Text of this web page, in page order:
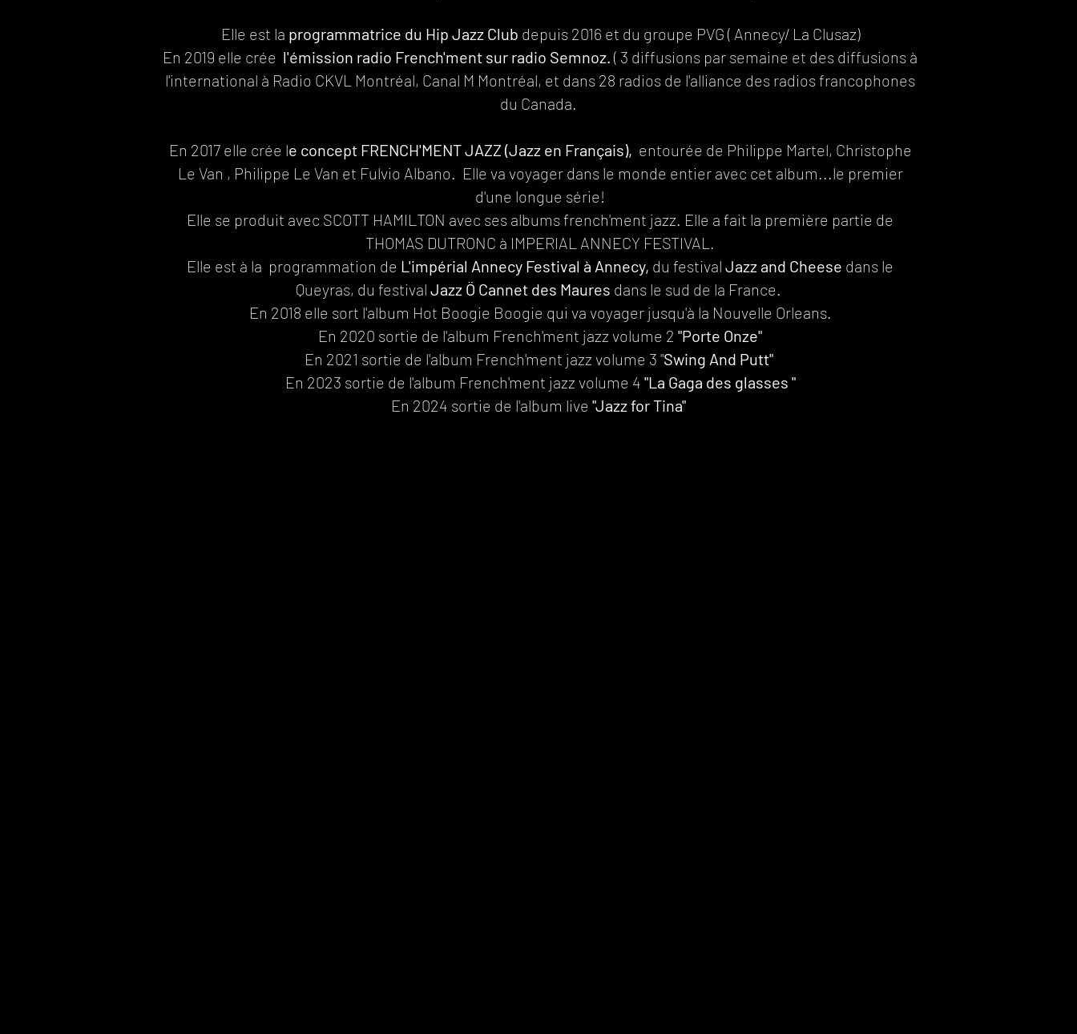
Elle est la programmatrice du Hip Jazz Club depuis 2016 et du groupe PVG ( Annecy/ La Clusaz)
En 2019 elle crée l'émission radio French'ment sur radio Semnoz.( 3 diffusions par semaine et des diffusions à
l'international à Radio CKVL Montréal, Canal M Montréal, et dans 28 radios de l'alliance des radios francophones
du Canada.
En 2017 elle crée le concept FRENCH'MENT JAZZ (Jazz en Français), entourée de Philippe Martel, Christophe
Le Van , Philippe Le Van et Fulvio Albano. Elle va voyager dans le monde entier avec cet album...le premier
d'une longue série!
Elle se produit avec SCOTT HAMILTON avec ses albums french'ment jazz. Elle a fait la première partie de
THOMAS DUTRONC à IMPERIAL ANNECY FESTIVAL.
Elle est à la programmation de L'impérial Annecy Festival à Annecy, du festival Jazz and Cheese dans le
Queyras, du festival Jazz Ö Cannet des Maures dans le sud de la France.
En 2018 elle sort l'album Hot Boogie Boogie qui va voyager jusqu'à la Nouvelle Orleans.
En 2020 sortie de l'album French'ment jazz volume 2 "Porte Onze"
En 2021 sortie de l'album French'ment jazz volume 3 "Swing And Putt"
En 2023 sortie de l'album French'ment jazz volume 4 "La Gaga des glasses "
En 2024 sortie de l'album live "Jazz for Tina"